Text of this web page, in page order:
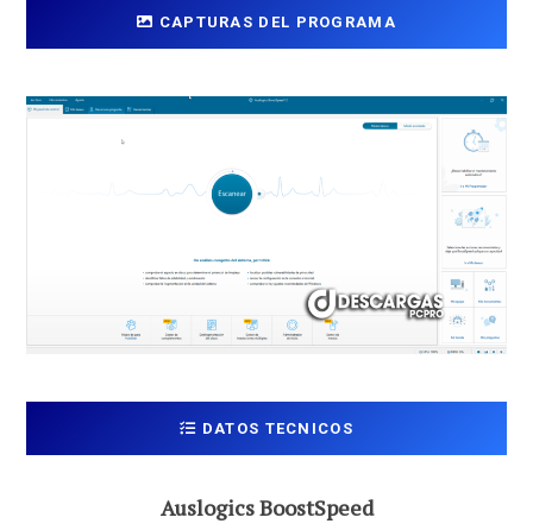
CAPTURAS DEL PROGRAMA
DATOS TECNICOS
Auslogics BoostSpeed